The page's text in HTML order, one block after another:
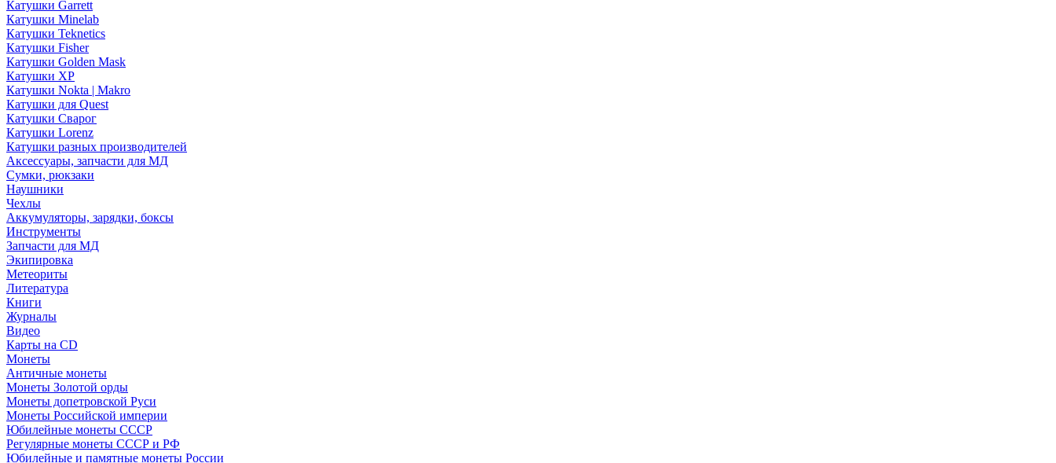
Катушки Garrett
Катушки Minelab
Катушки Teknetics
Катушки Fisher
Катушки Golden Mask
Катушки XP
Катушки Nokta | Makro
Катушки для Quest
Катушки Сварог
Катушки Lorenz
Катушки разных производителей
Аксессуары, запчасти для МД
Сумки, рюкзаки
Наушники
Чехлы
Аккумуляторы, зарядки, боксы
Инструменты
Запчасти для МД
Экипировка
Метеориты
Литература
Книги
Журналы
Видео
Карты на CD
Монеты
Античные монеты
Монеты Золотой орды
Монеты допетровской Руси
Монеты Российской империи
Юбилейные монеты СССР
Регулярные монеты СССР и РФ
Юбилейные и памятные монеты России